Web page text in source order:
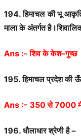
194.हिमाचल की भू
माला के अंतर्गत
Ans :-शिव के केश–गुच्छ
195.हिमाचल प्रदेश की
Ans :- 350से 7000
196. धौलाधार श्रेणी है–